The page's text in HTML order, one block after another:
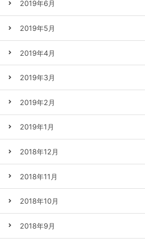
2019年6月
2019年5月
2019年4月
2019年3月
2019年2月
2019年1月
2018年12月
2018年11月
2018年10月
2018年9月